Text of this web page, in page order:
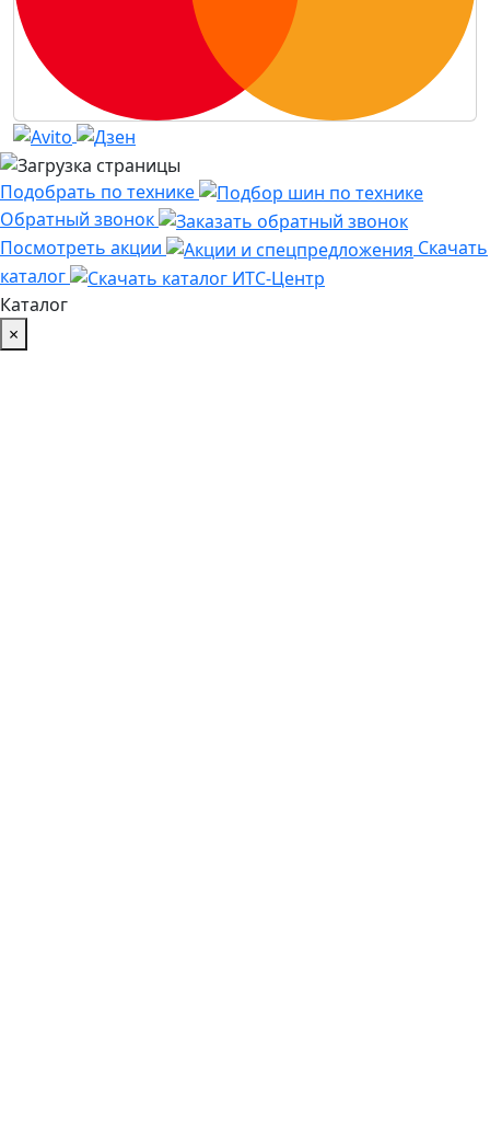
Подобрать по технике
Обратный звонок
Посмотреть акции
Скачать
каталог
Каталог
×